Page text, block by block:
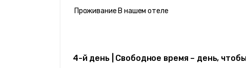
Проживание В нашем отеле
4-й день | Свободное время – день,